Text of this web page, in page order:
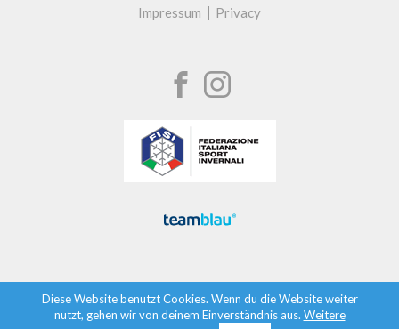
Impressum Privacy
Diese Website benutzt Cookies. Wenn du die Website weiter
nutzt, gehen wir von deinem Einverständnis aus. Weitere